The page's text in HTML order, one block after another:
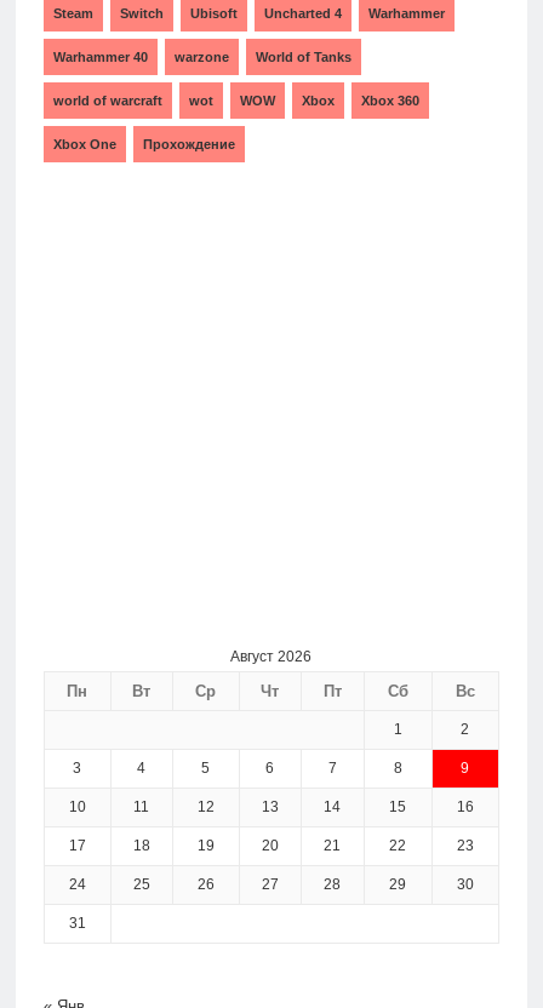
Steam Switch Ubisoft Uncharted 4 Warhammer
Warhammer 40 warzone World of Tanks
world of warcraft wot WOW Xbox Xbox 360
Xbox One Прохождение
Август 2026
Пн Вт Ср Чт Пт Сб Вс
1 2
3 4 5 6 7 8 9
10 11 12 13 14 15 16
17 18 19 20 21 22 23
24 25 26 27 28 29 30
31